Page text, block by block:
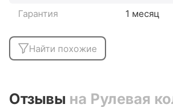
Гарантия
1 месяц
Найти похожие
Отзывы на Рулевая